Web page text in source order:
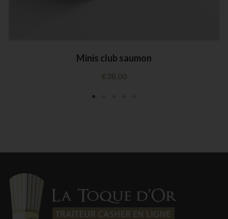
Minis club saumon
€38,00